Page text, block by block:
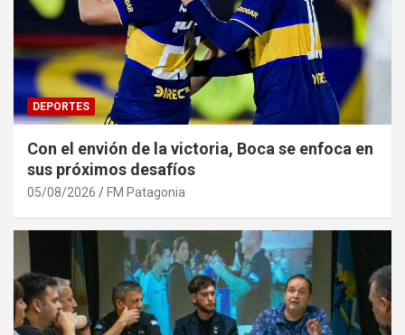
DEPORTES
Con el envión de la victoria, Boca se enfoca en
sus próximos desafíos
05/08/2026 FM Patagonia